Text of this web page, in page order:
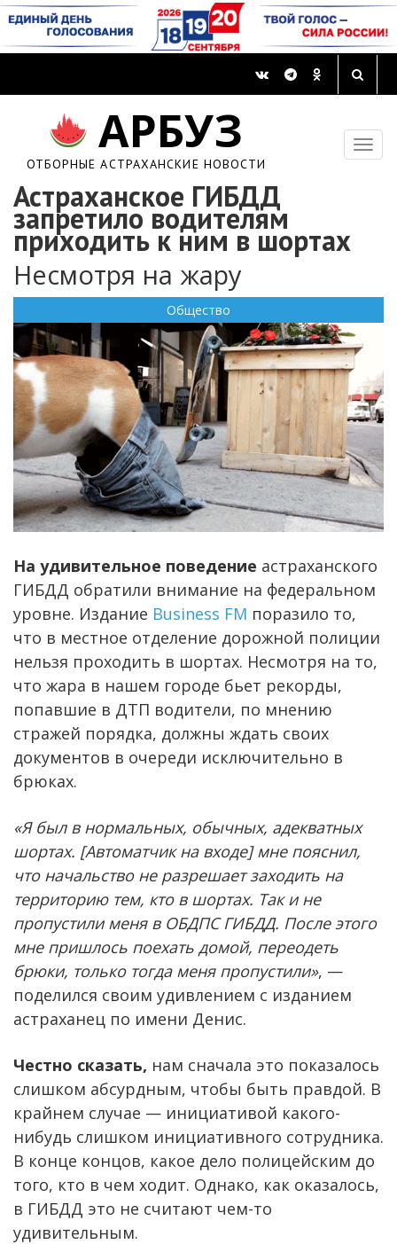
АРБУЗ
ОТБОРНЫЕ АСТРАХАНСКИЕ НОВОСТИ
Астраханское ГИБДД
запретило водителям
приходить к ним в шортах
Несмотря на жару
Общество
На удивительное поведение астраханского
ГИБДД обратили внимание на федеральном
уровне. Издание Business FM поразило то,
что в местное отделение дорожной полиции
нельзя проходить в шортах. Несмотря на то,
что жара в нашем городе бьет рекорды,
попавшие в ДТП водители, по мнению
стражей порядка, должны ждать своих
документов в очереди исключительно в
брюках.
«Я был в нормальных, обычных, адекватных
шортах. [Автоматчик на входе] мне пояснил,
что начальство не разрешает заходить на
территорию тем, кто в шортах. Так и не
пропустили меня в ОБДПС ГИБДД. После этого
мне пришлось поехать домой, переодеть
брюки, только тогда меня пропустили», —
поделился своим удивлением с изданием
астраханец по имени Денис.
Честно сказать, нам сначала это показалось
слишком абсурдным, чтобы быть правдой. В
крайнем случае — инициативой какого-
нибудь слишком инициативного сотрудника.
В конце концов, какое дело полицейским до
того, кто в чем ходит. Однако, как оказалось,
в ГИБДД это не считают чем-то
удивительным.